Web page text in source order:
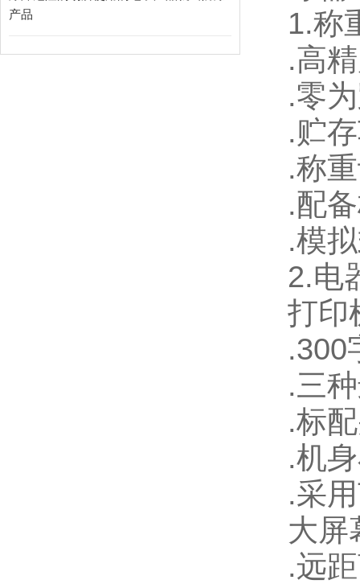
产品
1.称
.高
.零
.贮
.称
.配
.模
2.电
打印
.300
.三
.标
.机
.采
大屏
.远